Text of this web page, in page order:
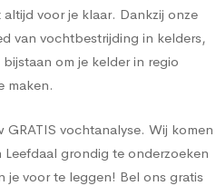
voor je klaar. Dankzij onze
van vochtbestrijding in kelders,
om je kelder in regio
maken.
vochtanalyse. Wij komen
grondig te onderzoeken
je voor te leggen! Bel ons gratis